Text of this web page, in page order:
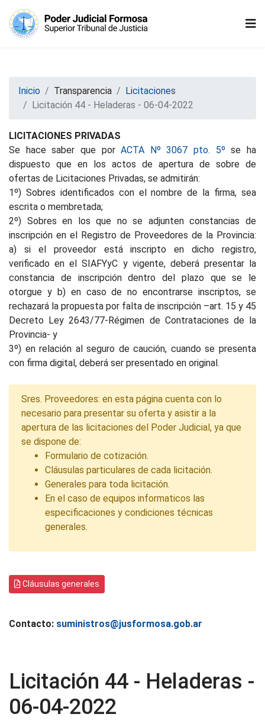
Inicio Transparencia
Licitaciones
Licitación 44 - Heladeras - 06-04-2022
LICITACIONES PRIVADAS
Se hace saber que porACTA Nº 3067 pto. 5º se ha
dispuesto que en los actos de apertura de sobre de
ofertas de Licitaciones Privadas, se admitirán:
1º) Sobres identificados con el nombre de la firma, sea
escrita o membretada;
2º) Sobres en los que no se adjunten constancias de
inscripción en el Registro de Proveedores de la Provincia:
a) si el proveedor está inscripto en dicho registro,
verificado en el SIAFYyC y vigente, deberá presentar la
constancia de inscripción dentro del plazo que se le
otorgue y b) en caso de no encontrarse inscriptos, se
rechazará la propuesta por falta de inscripción –art. 15 y 45
Decreto Ley 2643/77-Régimen de Contrataciones de la
Provincia- y
3º) en relación al seguro de caución, cuando se presenta
con firma digital, deberá ser presentado en original.
Sres. Proveedores: en esta página cuenta con lo
necesario para presentar su oferta y asistir a la
apertura de las licitaciones del Poder Judicial, ya que
se dispone de:
Formulario de cotización.
Cláusulas particulares de cada licitación.
Generales para toda licitación.
En el caso de equipos informaticos las
especificaciones y condiciones técnicas
generales.
Cláusulas generales
Contacto: suministros@jusformosa.gob.ar
Licitación 44 - Heladeras -
06-04-2022